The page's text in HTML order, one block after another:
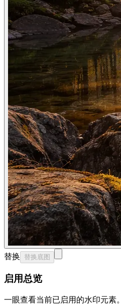
替换 替换底图
启用总览
一眼查看当前已启用的水印元素。